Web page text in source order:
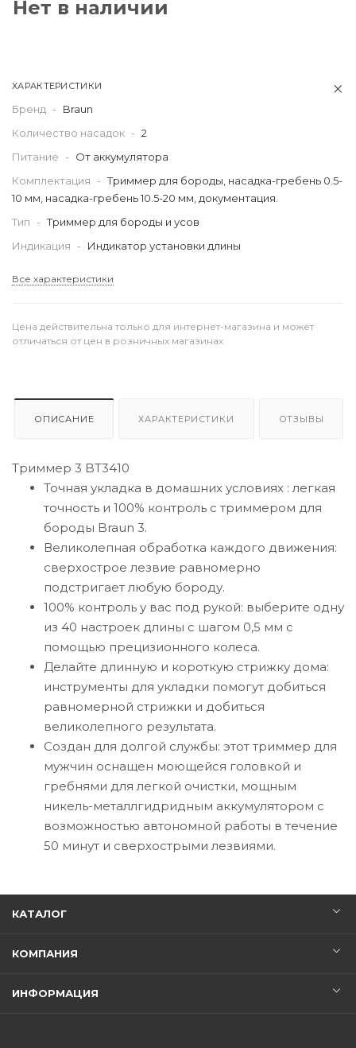
Нет в наличии
ХАРАКТЕРИСТИКИ
Бренд -
Braun
Количество насадок - 2
Питание
-
От аккумулятора
Комплектация
- Триммер для бороды, насадка-гребень 0.5-
10 мм, насадка-гребень 10.5-20 мм, документация.
Тип
- Триммер для бороды и усов
Индикация
- Индикатор установки длины
Все характеристики
Цена действительна только для интернет-магазина и может
отличаться от цен в розничных магазинах
ОПИСАНИЕ ХАРАКТЕРИСТИКИ ОТЗЫВЫ
Триммер 3 BT3410
Точная укладка в домашних условиях : легкая
точность и 100% контроль с триммером для
бороды Braun 3.
Великолепная обработка каждого движения:
сверхострое лезвие равномерно
подстригает любую бороду.
100% контроль у вас под рукой: выберите одну
из 40 настроек длины с шагом 0,5 мм с
помощью прецизионного колеса.
Делайте длинную и короткую стрижку дома:
инструменты для укладки помогут добиться
равномерной стрижки и добиться
великолепного результата.
Создан для долгой службы: этот триммер для
мужчин оснащен моющейся головкой и
гребнями для легкой очистки, мощным
никель-металлгидридным аккумулятором с
возможностью автономной работы в течение
50 минут и сверхострыми лезвиями.
КАТАЛОГ
КОМПАНИЯ
ИНФОРМАЦИЯ